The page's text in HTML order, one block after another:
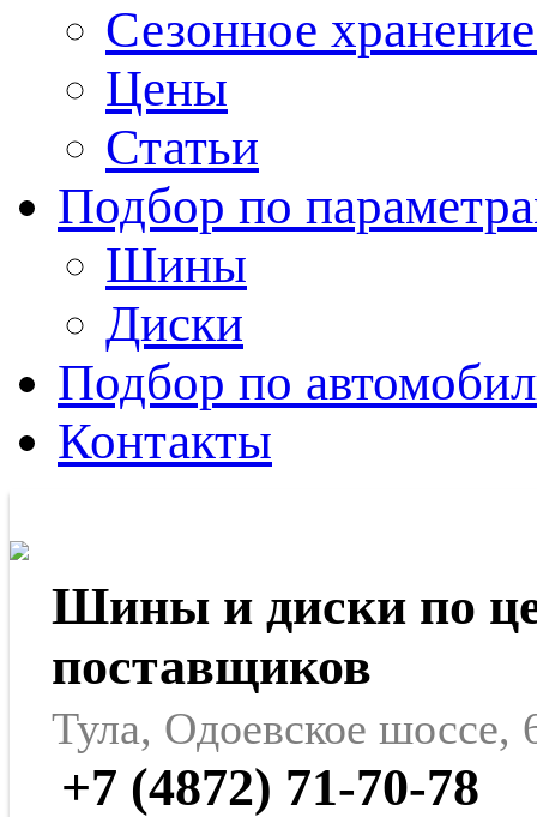
Сезонное
Цены
Статьи
Подбор по
Шины
Диски
Подбор по
Контакты
Шины и диски по
поставщиков
Тула, Одоевское шоссе,
+7 (4872) 71-70-78